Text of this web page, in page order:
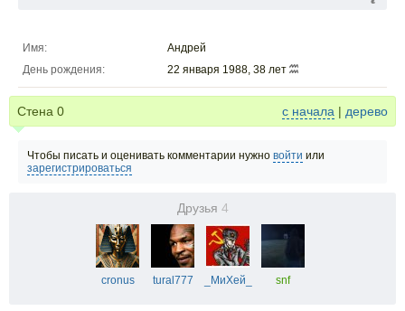
Имя:
Андрей
День рождения:
22 января 1988, 38 лет
Стена 0 с начала | дерево
Чтобы писать и оценивать комментарии нужно войти или
зарегистрироваться
Друзья 4
cronus tural777 _МиХей_ snf